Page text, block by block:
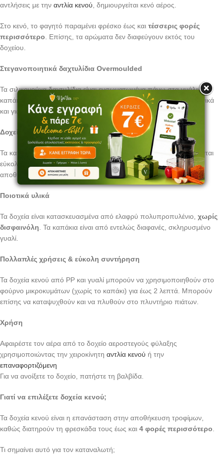
αντλήσεις με την αντλία κενού , δημιουργείται κενό αέρος.
Στο κενό, το φαγητό παραμένει φρέσκο έως και τέσσερις φορές
περισσότερο . Επίσης, τα αρώματα δεν διαφεύγουν εκτός του
δοχείου.
Στεγανοποιητικά δαχτυλίδια Overmoulded
Τα σιλικονούχα δαχτυλίδια είναι ενσωματωμένα πάνω στα γυάλινα
καπάκια. Έτσι, μένουν πάντα στη θέση τους, καθιστώντας τα ιδανικά
και για τη μεταφορά υγρών.
Δοχεία εξοικονόμησης χώρου
Τα καπάκια των δοχείωνFresko
είναι επίπεδα, ώστε να στοιβάζονται
εύκολα για ελάχιστη χρήση χώρου. Όταν είναι άδεια, μπορείτε να
αποθηκεύσετε ολόκληρο το σετ το ένα μέσα στο άλλο.
Ποιοτικά υλικά
Τα δοχεία είναι κατασκευασμένα από ελαφρύ πολυπροπυλένιο, χωρίς
δισφαινόλη . Τα καπάκια είναι από εντελώς διαφανές, σκληρυσμένο
γυαλί.
Πολλαπλές χρήσεις & εύκολη συντήρηση
Τα δοχεία κενού από PP και γυαλί μπορούν να χρησιμοποιηθούν στο
φούρνο μικροκυμάτων (χωρίς το καπάκι) για έως 2 λεπτά. Μπορούν
επίσης να καταψυχθούν και να πλυθούν στο πλυντήριο πιάτων.
Χρήση
Αφαιρέστε τον αέρα από το δοχείο αεροστεγούς φύλαξης
χρησιμοποιώντας την χειροκίνητη αντλία κενού ή την
επαναφορτιζόμενη
Για να ανοίξετε το δοχείο, πατήστε τη βαλβίδα.
Γιατί να επιλέξετε δοχεία κενού;
Τα δοχεία κενού είναι η επανάσταση στην αποθήκευση τροφίμων,
καθώς διατηρούν τη φρεσκάδα τους έως και 4 φορές περισσότερο
Τι σημαίνει αυτό για τον καταναλωτή;